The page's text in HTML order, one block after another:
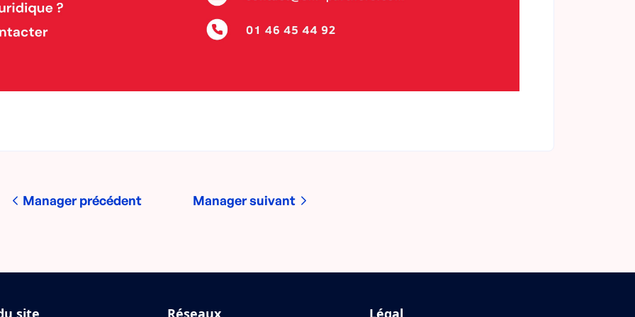
Manager précédent Manager suivant
site Réseaux Légal